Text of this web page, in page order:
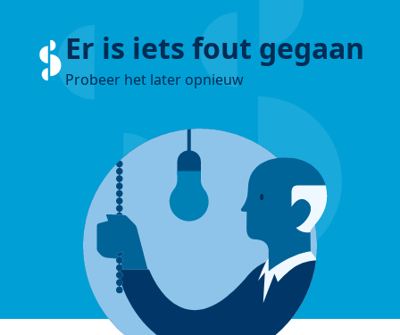
Er is iets fout gegaan
Probeer het later opnieuw